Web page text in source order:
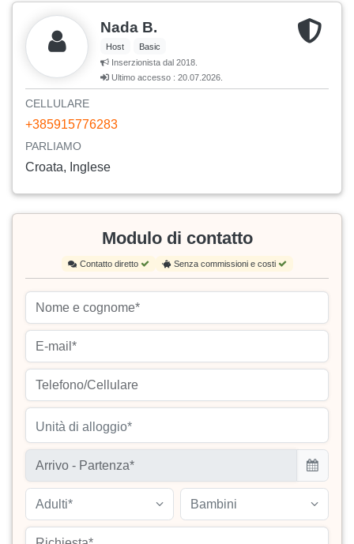
Nada B.
Host
Basic
Inserzionista dal 2018.
Ultimo accesso : 20.07.2026.
CELLULARE
+385915776283
PARLIAMO
Croata, Inglese
Modulo di contatto
Contatto diretto Senza commissioni e costi
Unità di alloggio*
Adulti* Bambini